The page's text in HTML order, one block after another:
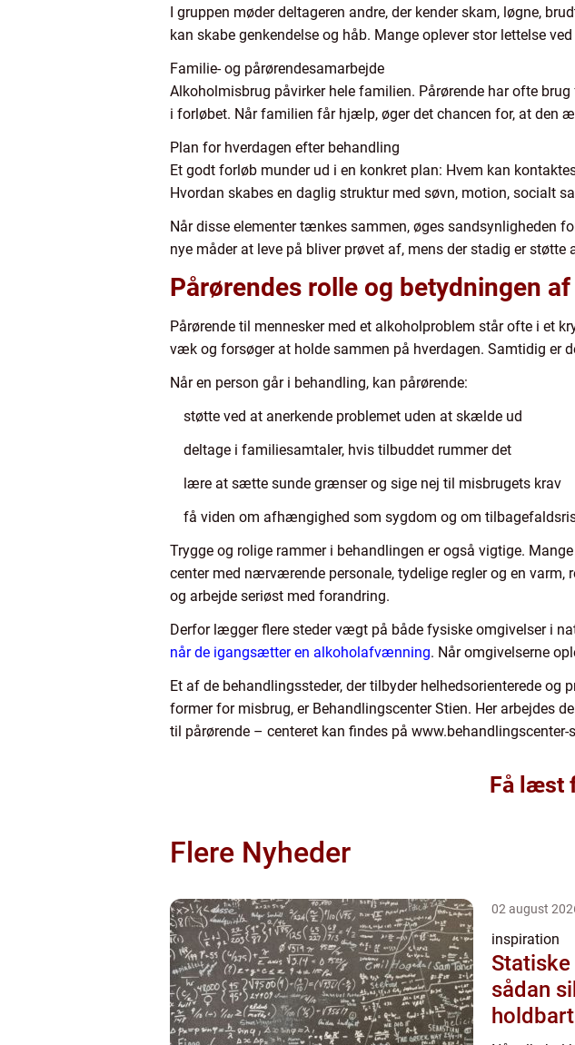
I gruppen møder deltageren andre, der kender skam, løgne,
kan skabe genkendelse og håb. Mange oplever stor lettelse
Familie- og pårørendesamarbejde
Alkoholmisbrug påvirker hele familien. Pårørende har ofte
i forløbet. Når familien får hjælp, øger det chancen for, at den
Plan for hverdagen efter behandling
Et godt forløb munder ud i en konkret plan: Hvem kan
Hvordan skabes en daglig struktur med søvn, motion, socialt
Når disse elementer tænkes sammen, øges sandsynligheden
nye måder at leve på bliver prøvet af, mens der stadig er støtte
Pårørendes rolle og betydningen
Pårørende til mennesker med et alkoholproblem står ofte i et
væk og forsøger at holde sammen på hverdagen. Samtidig er
Når en person går i behandling, kan pårørende:
støtte ved at anerkende problemet uden at skælde ud
deltage i familiesamtaler, hvis tilbuddet rummer det
lære at sætte sunde grænser og sige nej til misbrugets krav
få viden om afhængighed som sygdom og om
Trygge og rolige rammer i behandlingen er også vigtige.
center med nærværende personale, tydelige regler og en
og arbejde seriøst med forandring.
Derfor lægger flere steder vægt på både fysiske omgivelser i
når de igangsætter en alkoholafvænning. Når omgivelserne
Et af de behandlingssteder, der tilbyder helhedsorienterede
former for misbrug, er Behandlingscenter Stien. Her arbejdes
til pårørende – centeret kan findes på www.behandlingscenter-
Få læst
Flere Nyheder
02 august
inspiration
sådan